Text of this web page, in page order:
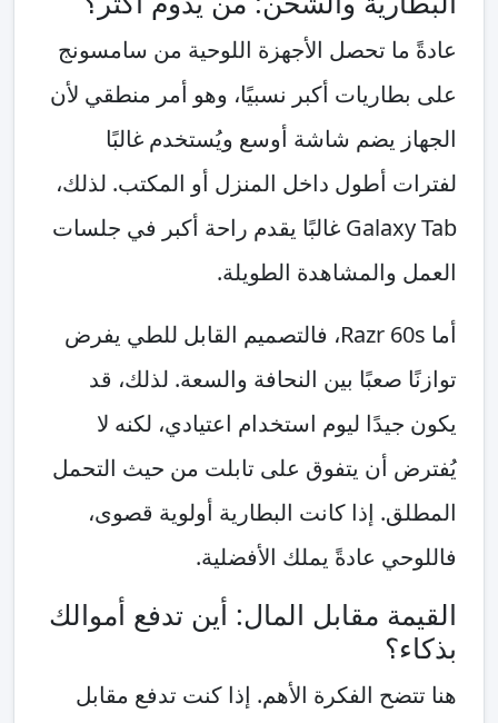
عادةً ما تحصل الأجهزة اللوحية من سامسونج
على بطاريات أكبر نسبيًا، وهو أمر منطقي لأن
الجهاز يضم شاشة أوسع ويُستخدم غالبًا
لفترات أطول داخل المنزل أو المكتب. لذلك،
Galaxy Tab غالبًا يقدم راحة أكبر في جلسات
العمل والمشاهدة الطويلة.
أما Razr 60s، فالتصميم القابل للطي يفرض
توازنًا صعبًا بين النحافة والسعة. لذلك، قد
يكون جيدًا ليوم استخدام اعتيادي، لكنه لا
يُفترض أن يتفوق على تابلت من حيث التحمل
المطلق. إذا كانت البطارية أولوية قصوى،
فاللوحي عادةً يملك الأفضلية.
القيمة مقابل المال: أين تدفع أموالك
بذكاء؟
هنا تتضح الفكرة الأهم. إذا كنت تدفع مقابل